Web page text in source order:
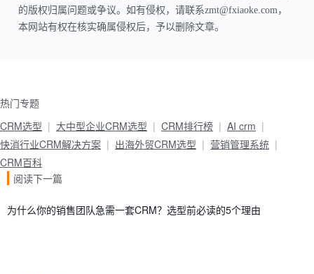
的版权归属问题或争议。如有侵权，请联系zmt@fxiaoke.com，
本网站有权在核实确属侵权后，予以删除文章。
热门专题
CRM选型
大中型企业CRM选型 CRM排行榜
AI crm
快消行业CRM解决方案
出海外贸CRM选型
营销管理系统
CRM百科
阅读下一篇
为什么你的销售团队急需一套CRM？选型前必读的5个理由